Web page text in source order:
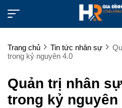
Trang chủ Tin tức nhân sự
trong kỷ nguyên 4.0
Quản trị nhân
trong kỷ nguyên